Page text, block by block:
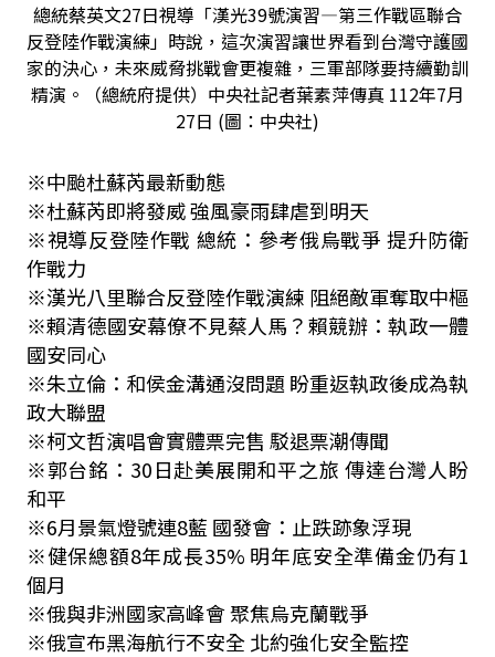
總統蔡英文27日視導「漢光39號演習—第三作戰區聯合
反登陸作戰演練」時說，這次演習讓世界看到台灣守護國
家的決心，未來威脅挑戰會更複雜，三軍部隊要持續勤訓
精演。（總統府提供）中央社記者葉素萍傳真 112年7月
27日 (圖：中央社)
※中颱杜蘇芮最新動態
※杜蘇芮即將發威 強風豪雨肆虐到明天
※視導反登陸作戰 總統：參考俄烏戰爭 提升防衛
作戰力
※漢光八里聯合反登陸作戰演練 阻絕敵軍奪取中樞
※賴清德國安幕僚不見蔡人馬？賴競辦：執政一體
國安同心
※朱立倫：和侯金溝通沒問題 盼重返執政後成為執
政大聯盟
※柯文哲演唱會實體票完售 駁退票潮傳聞
※郭台銘：30日赴美展開和平之旅 傳達台灣人盼
和平
※6月景氣燈號連8藍 國發會：止跌跡象浮現
※健保總額8年成長35% 明年底安全準備金仍有1
個月
※俄與非洲國家高峰會 聚焦烏克蘭戰爭
※俄宣布黑海航行不安全 北約強化安全監控